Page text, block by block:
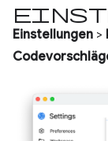
Einstellungen >